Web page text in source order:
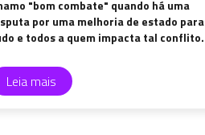
"bom combate" quando há uma
por uma melhoria de estado para
e todos a quem impacta tal conflito.
Leia mais